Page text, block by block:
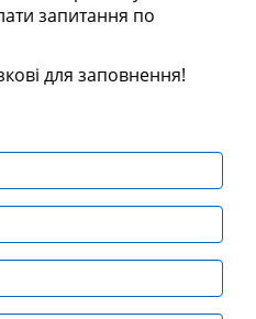
запитання по
для заповнення!